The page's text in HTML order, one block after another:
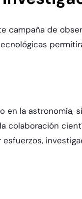
campaña de
en la
colaboración